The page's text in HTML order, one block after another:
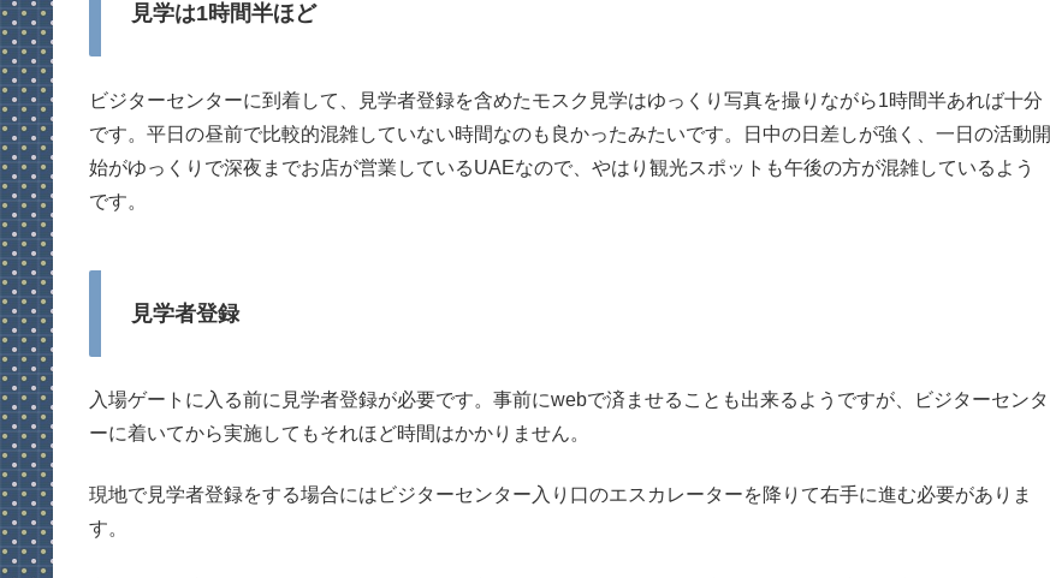
見学は1時間半ほど
ビジターセンターに到着して、見学者登録を含めたモスク見学はゆっくり写真を撮りながら1時間半あれば十分
です。平日の昼前で比較的混雑していない時間なのも良かったみたいです。日中の日差しが強く、一日の活動開
始がゆっくりで深夜までお店が営業しているUAEなので、やはり観光スポットも午後の方が混雑しているよう
です。
見学者登録
入場ゲートに入る前に見学者登録が必要です。事前にwebで済ませることも出来るようですが、ビジターセンタ
ーに着いてから実施してもそれほど時間はかかりません。
現地で見学者登録をする場合にはビジターセンター入り口のエスカレーターを降りて右手に進む必要がありま
す。